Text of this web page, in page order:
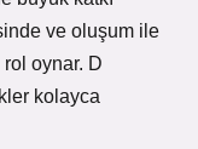
ve oluşum ile
rol oynar. D
kolayca